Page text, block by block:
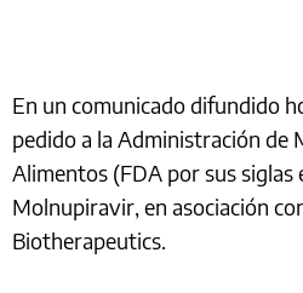
En un comunicado difundido
pedido a la Administración de
Alimentos (FDA por sus siglas
Molnupiravir, en asociación
Biotherapeutics.